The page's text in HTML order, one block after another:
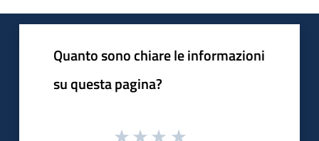
Quanto sono chiare le informazioni
su questa pagina?